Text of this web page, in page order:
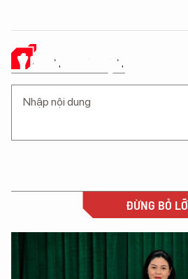
Ý KIẾN CỦA BẠN
ĐỪNG BỎ LỠ